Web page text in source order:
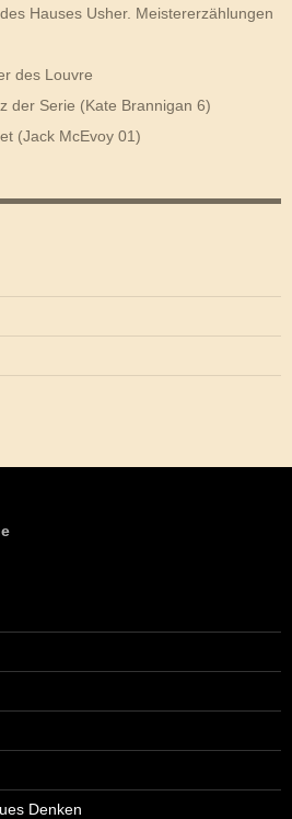
Hauses Usher. Meistererzählungen
des Louvre
der Serie (Kate Brannigan 6)
(Jack McEvoy 01)
Denken